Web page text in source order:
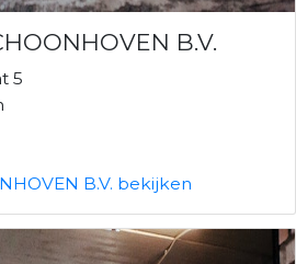
B.V.
5
B.V. bekijken